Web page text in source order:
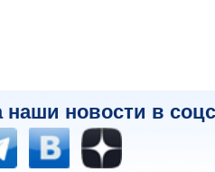
новости в